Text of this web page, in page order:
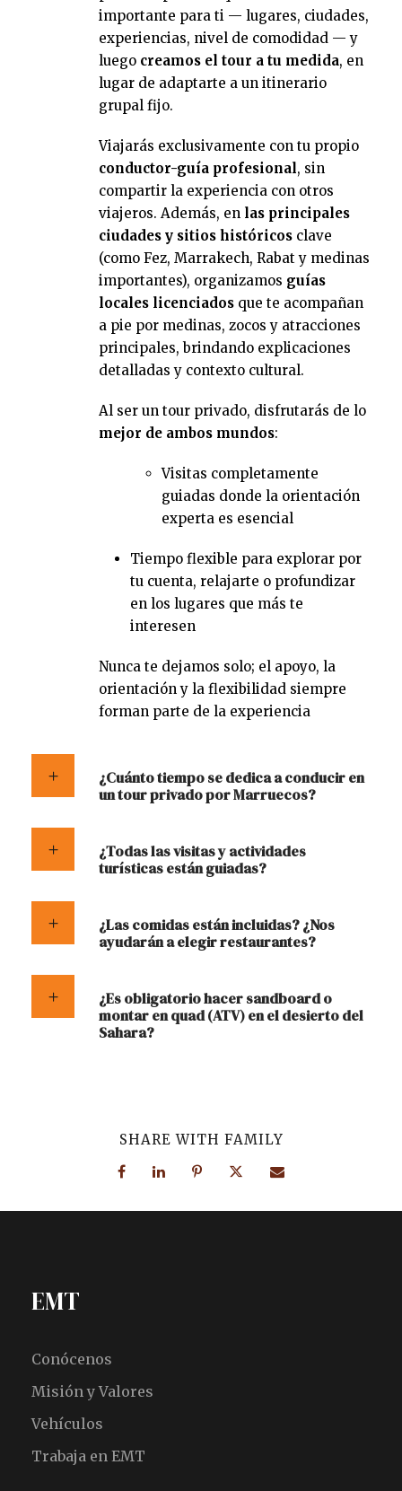
importante para ti — lugares, ciudades,
experiencias, nivel de comodidad — y
luego creamos el tour a tu medida, en
lugar de adaptarte a un itinerario
grupal fijo.
Viajarás exclusivamente con tu propio
conductor-guía profesional, sin
compartir la experiencia con otros
viajeros. Además, en las principales
ciudades y sitios históricos clave
(como Fez, Marrakech, Rabat y medinas
importantes), organizamos guías
locales licenciados que te acompañan
a pie por medinas, zocos y atracciones
principales, brindando explicaciones
detalladas y contexto cultural.
Al ser un tour privado, disfrutarás de lo
mejor de ambos mundos:
Visitas completamente
guiadas donde la orientación
experta es esencial
Tiempo flexible para explorar por
tu cuenta, relajarte o profundizar
en los lugares que más te
interesen
Nunca te dejamos solo; el apoyo, la
orientación y la flexibilidad siempre
forman parte de la experiencia
¿Cuánto tiempo se dedica a conducir en
un tour privado por Marruecos?
¿Todas las visitas y actividades
turísticas están guiadas?
¿Las comidas están incluidas? ¿Nos
ayudarán a elegir restaurantes?
¿Es obligatorio hacer sandboard o
montar en quad (ATV) en el desierto del
Sahara?
SHARE WITH FAMILY
EMT
Conócenos
Misión y Valores
Vehículos
Trabaja en EMT